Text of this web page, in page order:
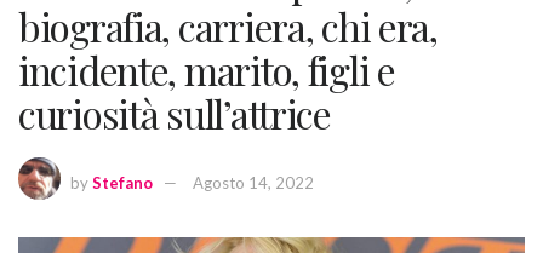
biografia, carriera, chi era,
incidente, marito, figli e
curiosità sull’attrice
byStefano Agosto 14, 2022